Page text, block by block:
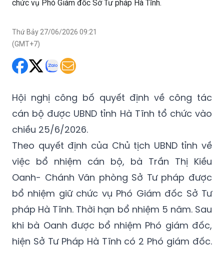
chức vụ Phó Giám đốc Sở Tư pháp Hà Tĩnh.
Thứ Bảy 27/06/2026 09:21
(GMT+7)
Hội nghị công bố quyết định về công tác
cán bộ được UBND tỉnh Hà Tĩnh tổ chức vào
chiều 25/6/2026.
Theo quyết định của Chủ tịch UBND tỉnh về
việc bổ nhiệm cán bộ, bà Trần Thị Kiều
Oanh- Chánh Văn phòng Sở Tư pháp được
bổ nhiệm giữ chức vụ Phó Giám đốc Sở Tư
pháp Hà Tĩnh. Thời hạn bổ nhiệm 5 năm. Sau
khi bà Oanh được bổ nhiệm Phó giám đốc,
hiện Sở Tư Pháp Hà Tĩnh có 2 Phó giám đốc.